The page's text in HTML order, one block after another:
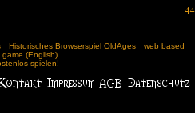
Historisches Browserspiel OldAges
web based
game (English)
spielen!